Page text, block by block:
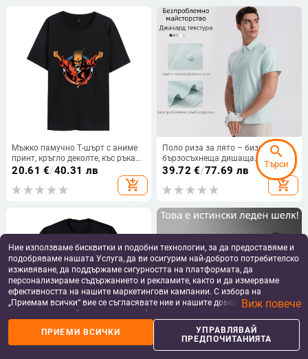
Мъжко памучно Т-шърт с аниме
принт, кръгло деколте, къс ръкав,
свободна кройка
20.61 €/40.31 лв
add_shopping_cart
Поло риза за лято – бизнес стил,
бързосъхнеща дишаща
найлонова смес, Slim fit, стойка
39.72 €/77.69 лв
add_shopping_cart
Мъжка спортна тениска от
Ние използваме бисквитки и подобни технологии, за да предоставяме и
подобряваме нашата Услуга, да ви осигурим най-доброто потребителско
изживяване, да поддържаме сигурността на платформата, да
персонализираме съдържанието и рекламите, както и да измерваме
ефективността на нашите маркетингови кампании. С избора на
„Приемам всички“ вие се съгласявате ние и нашите доверени партньори
да съхраняваме бисквитки и подобни технологии на вашето устройство
за рекламни и аналитични цели. Можете по всяко време да управлявате
своите предпочитания, като натиснете „Управлявай предпочитанията“.
За повече информация, моля, вижте нашата
Виж повече
ПРИЕМИ ВСИЧКИ
УПРАВЛЯВАЙ
ПРЕДПОЧИТАНИЯТА
search
Търси